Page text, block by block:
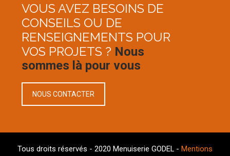
VOUS AVEZ BESOINS DE
CONSEILS OU DE
RENSEIGNEMENTS POUR
VOS PROJETS ? Nous
sommes là pour vous
NOUS CONTACTER
Tous droits réservés - 2020 Menuiserie GODEL - Mentions